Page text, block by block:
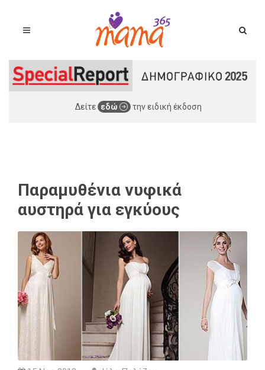
Δείτε εδώ την ειδική έκδοση
Παραμυθένια νυφικά
αυστηρά για εγκύους